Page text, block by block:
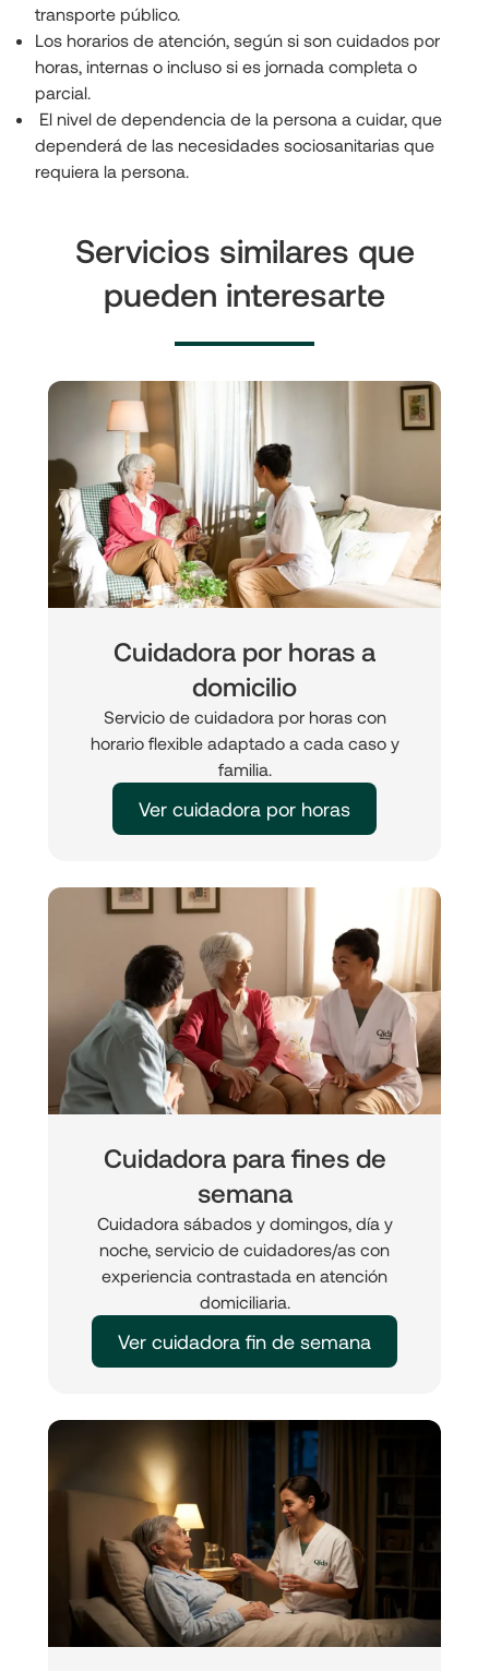
transporte público.
Los horarios de atención, según si son cuidados por
horas, internas o incluso si es jornada completa o
parcial.
El nivel de dependencia de la persona a cuidar, que
dependerá de las necesidades sociosanitarias que
requiera la persona.
Servicios similares que
pueden interesarte
Cuidadora por horas a
domicilio
Servicio de cuidadora por horas con
horario flexible adaptado a cada caso y
familia.
Ver cuidadora por horas
Cuidadora para fines de
semana
Cuidadora sábados y domingos, día y
noche, servicio de cuidadores/as con
experiencia contrastada en atención
domiciliaria.
Ver cuidadora fin de semana